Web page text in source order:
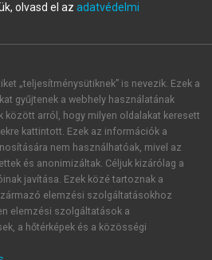
automatikusan
FIÓKKAL
olvasd el az adatvédelmi
„teljesítménysütiknek” is nevezik. Ezek a
gyűjtenek a webhely használatának
között arról, hogy milyen oldalakat keresett
kattintott. Ezek az információk a
nem használhatóak, mivel az
és anonimizáltak. Céljuk kizárólag a
javítása. Ezek közé tartoznak a
elemzési szolgáltatásokhoz
elemzési szolgáltatások a
a hőtérképek és a közösségi